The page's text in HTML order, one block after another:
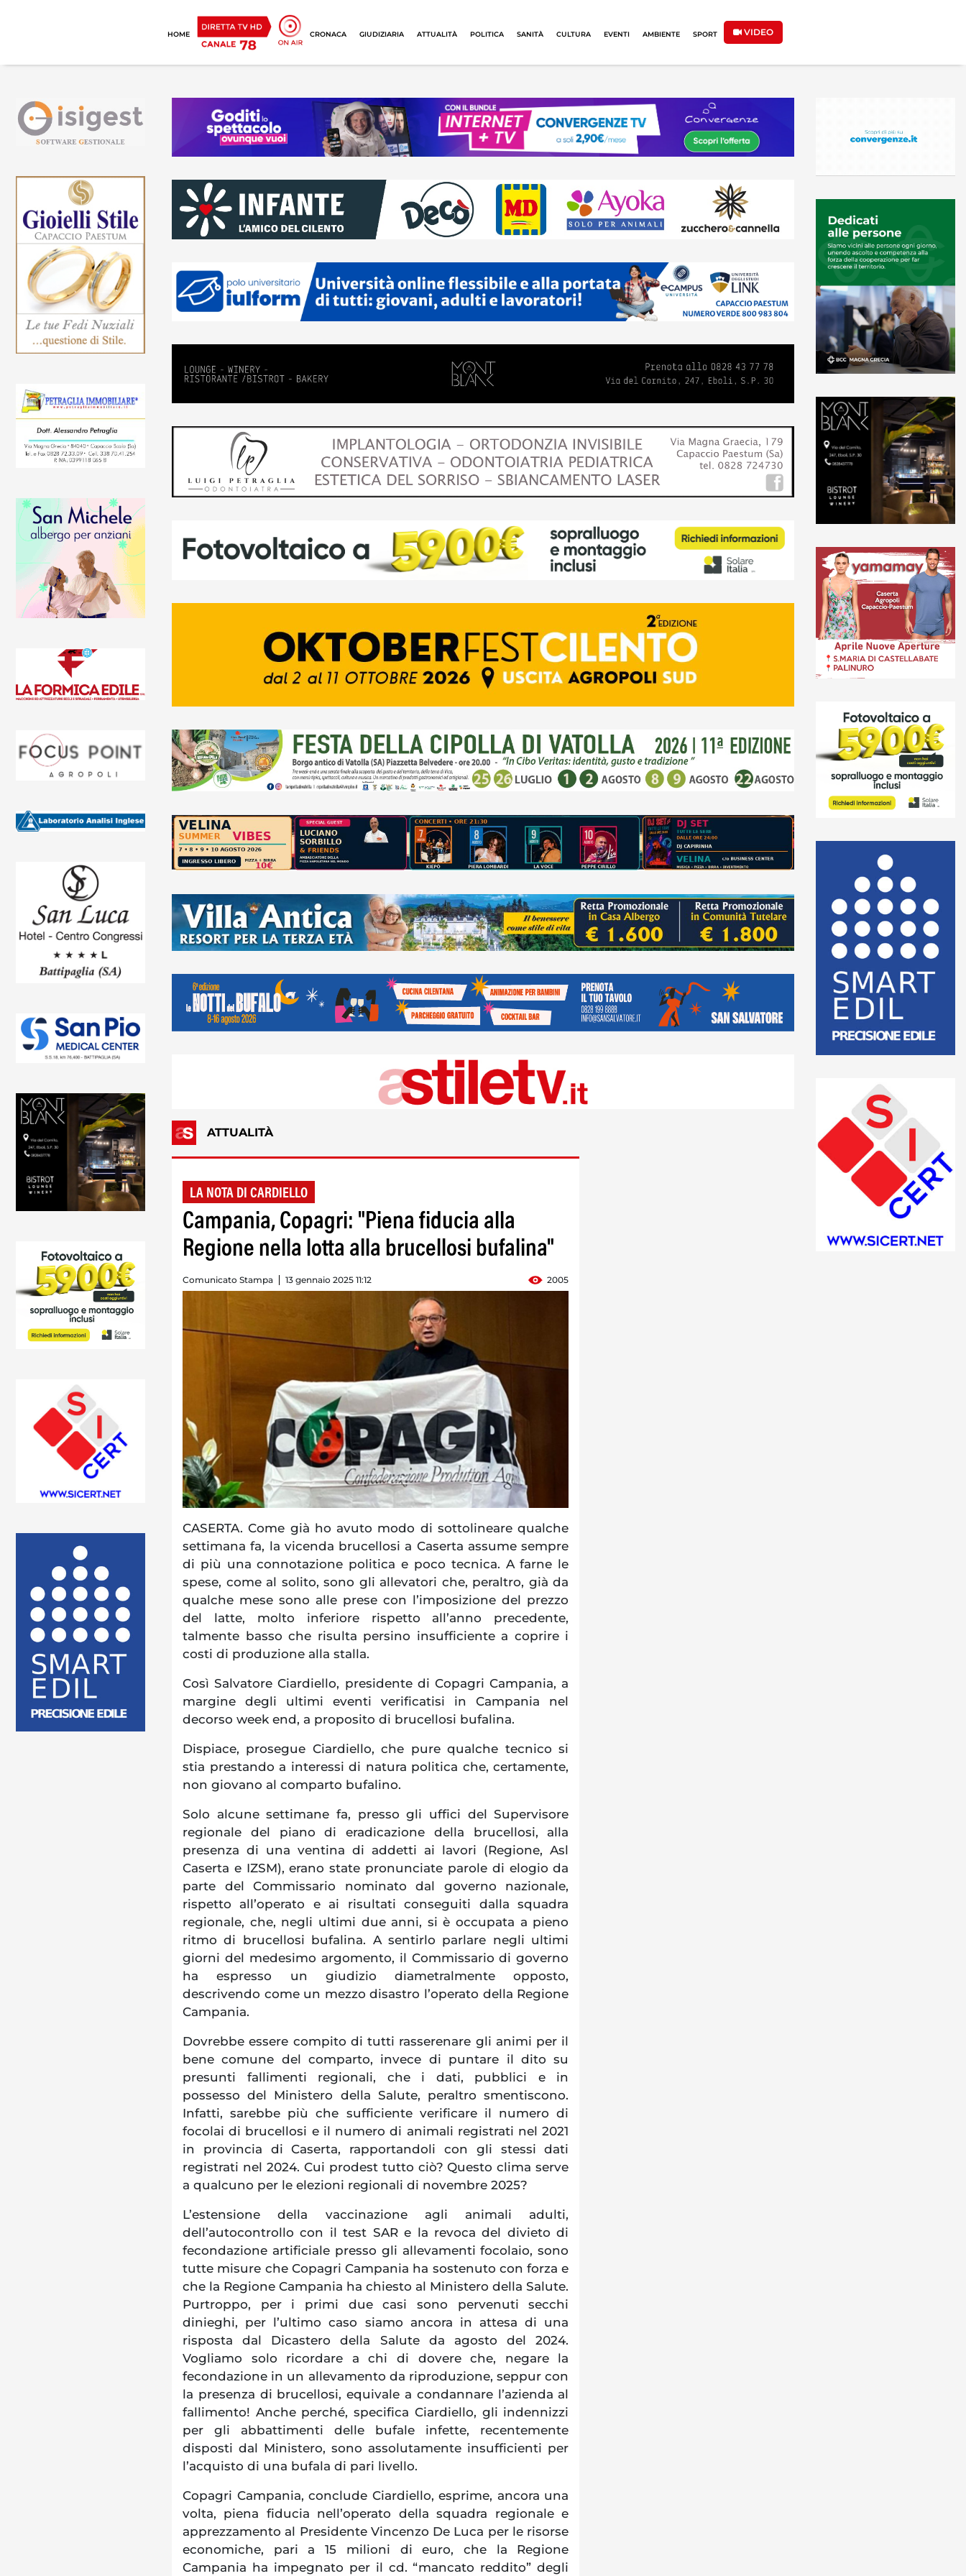
HOME CRONACA GIUDIZIARIA ATTUALITÀ POLITICA SANITÀ CULTURA EVENTI AMBIENTE SPORT VIDEO
ATTUALITÀ
LA NOTA DI CARDIELLO
Campania, Copagri: "Piena fiducia alla
Regione nella lotta alla brucellosi bufalina"
Comunicato Stampa 13 gennaio 2025 11:12 2005
CASERTA. Come già ho avuto modo di sottolineare qualche
settimana fa, la vicenda brucellosi a Caserta assume sempre
di più una connotazione politica e poco tecnica. A farne le
spese, come al solito, sono gli allevatori che, peraltro, già da
qualche mese sono alle prese con l’imposizione del prezzo
del latte, molto inferiore rispetto all’anno precedente,
talmente basso che risulta persino insufficiente a coprire i
costi di produzione alla stalla.
Così Salvatore Ciardiello, presidente di Copagri Campania, a
margine degli ultimi eventi verificatisi in Campania nel
decorso week end, a proposito di brucellosi bufalina.
Dispiace, prosegue Ciardiello, che pure qualche tecnico si
stia prestando a interessi di natura politica che, certamente,
non giovano al comparto bufalino.
Solo alcune settimane fa, presso gli uffici del Supervisore
regionale del piano di eradicazione della brucellosi, alla
presenza di una ventina di addetti ai lavori (Regione, Asl
Caserta e IZSM), erano state pronunciate parole di elogio da
parte del Commissario nominato dal governo nazionale,
rispetto all’operato e ai risultati conseguiti dalla squadra
regionale, che, negli ultimi due anni, si è occupata a pieno
ritmo di brucellosi bufalina. A sentirlo parlare negli ultimi
giorni del medesimo argomento, il Commissario di governo
ha espresso un giudizio diametralmente opposto,
descrivendo come un mezzo disastro l’operato della Regione
Campania.
Dovrebbe essere compito di tutti rasserenare gli animi per il
bene comune del comparto, invece di puntare il dito su
presunti fallimenti regionali, che i dati, pubblici e in
possesso del Ministero della Salute, peraltro smentiscono.
Infatti, sarebbe più che sufficiente verificare il numero di
focolai di brucellosi e il numero di animali registrati nel 2021
in provincia di Caserta, rapportandoli con gli stessi dati
registrati nel 2024. Cui prodest tutto ciò? Questo clima serve
a qualcuno per le elezioni regionali di novembre 2025?
L’estensione della vaccinazione agli animali adulti,
dell’autocontrollo con il test SAR e la revoca del divieto di
fecondazione artificiale presso gli allevamenti focolaio, sono
tutte misure che Copagri Campania ha sostenuto con forza e
che la Regione Campania ha chiesto al Ministero della Salute.
Purtroppo, per i primi due casi sono pervenuti secchi
dinieghi, per l’ultimo caso siamo ancora in attesa di una
risposta dal Dicastero della Salute da agosto del 2024.
Vogliamo solo ricordare a chi di dovere che, negare la
fecondazione in un allevamento da riproduzione, seppur con
la presenza di brucellosi, equivale a condannare l’azienda al
fallimento! Anche perché, specifica Ciardiello, gli indennizzi
per gli abbattimenti delle bufale infette, recentemente
disposti dal Ministero, sono assolutamente insufficienti per
l’acquisto di una bufala di pari livello.
Copagri Campania, conclude Ciardiello, esprime, ancora una
volta, piena fiducia nell’operato della squadra regionale e
apprezzamento al Presidente Vincenzo De Luca per le risorse
economiche, pari a 15 milioni di euro, che la Regione
Campania ha impegnato per il cd. “mancato reddito” degli